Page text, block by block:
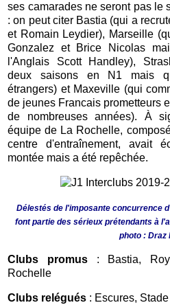
ses camarades ne seront pas le
: on peut citer Bastia (qui a
et Romain Leydier), Marseille
Gonzalez et Brice Nicolas
l'Anglais Scott Handley),
deux saisons en N1 mais
étrangers) et Maxeville (qui
de jeunes Francais prometteurs
de nombreuses années). À
équipe de La Rochelle,
centre d'entraînement, avait
montée mais a été repêchée.
Délestés de l'imposante concurrence
font partie des sérieux prétendants à
photo : Draz
Clubs promus: Bastia,
Rochelle
Clubs relégués : Escures,